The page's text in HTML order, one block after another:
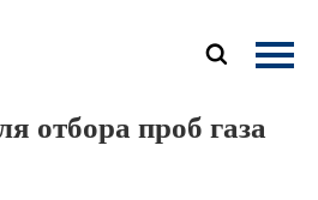

отбора проб газа